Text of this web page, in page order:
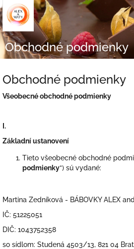
Prejsť
na
obsah
Obchodné podmienky
Obchodné podmienky
Všeobecné obchodné podmienky
I.
Základní ustanovení
Tieto všeobecné obchodné
podmienky“) sú vydané:
Martina Zedníková - BÁBOVKY ALEX
IČ: 51225051
DIČ: 1043752358
so sídlom: Studená 4503/13, 821 04